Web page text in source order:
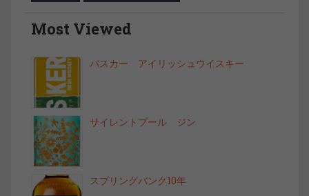
Most Viewed
バスカー アイリッシュウイスキー
サイレントプール ジン
スプリングバンク10年